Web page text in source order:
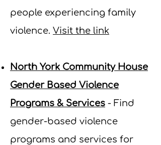
people experiencing family
violence. Visit the link
North York Community House
Gender Based Violence
Programs & Services - Find
gender-based violence
programs and services for